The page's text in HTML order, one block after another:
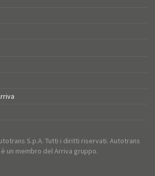
S.p.A. Tutti i diritti riservati. Autotrans
è un membro del Arriva gruppo.